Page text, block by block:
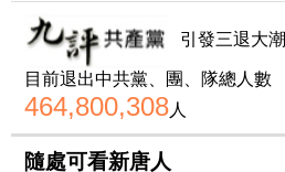
引發三退大潮
目前退出中共黨、團、隊總人數
464,800,308人
隨處可看新唐人